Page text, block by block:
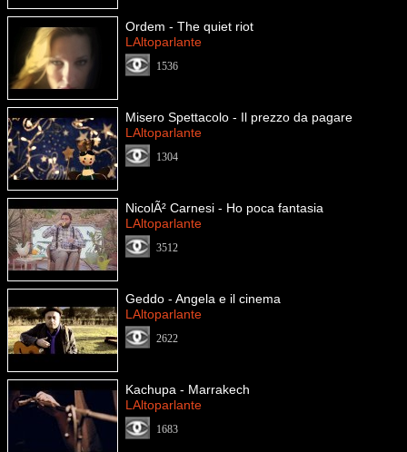
Ordem - The quiet riot
LAltoparlante
1536
Misero Spettacolo - Il prezzo da pagare
LAltoparlante
1304
NicolÃ² Carnesi - Ho poca fantasia
LAltoparlante
3512
Geddo - Angela e il cinema
LAltoparlante
2622
Kachupa - Marrakech
LAltoparlante
1683